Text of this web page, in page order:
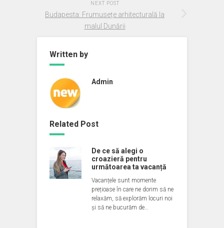
NEXT POST
Budapesta: Frumusețe arhitecturală la
malul Dunării
Written by
Admin
Related Post
De ce să alegi o
croazieră pentru
următoarea ta vacanță
Vacanțele sunt momente
prețioase în care ne dorim să ne
relaxăm, să explorăm locuri noi
și să ne bucurăm de…